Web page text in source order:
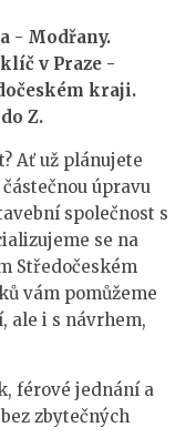
- Modřany.
v Praze -
kraji.
Z.
Ať už plánujete
úpravu
společnost s
se na
Středočeském
vám pomůžeme
ale i s návrhem,
férové jednání a
zbytečných